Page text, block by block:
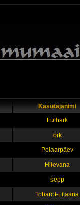
Kasutajanimi
Futhark
ork
Polaarpäev
Hiievana
sepp
Tobarot-Litaana